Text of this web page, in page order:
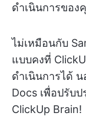
ดำเนินการของ
ไม่เหมือนกับ
แบบคงที่
ดำเนินการได้
Docs เพื่อปรับ
ClickUp Brain!